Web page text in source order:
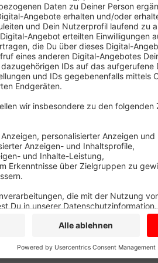
Diese starten heute und laufen zwei
Rathauses und der Marktgasse
Straße während dieser Zeit
offen gelegte Abschnitte bis abends
jederzeit uneingeschränkt erreichbar,